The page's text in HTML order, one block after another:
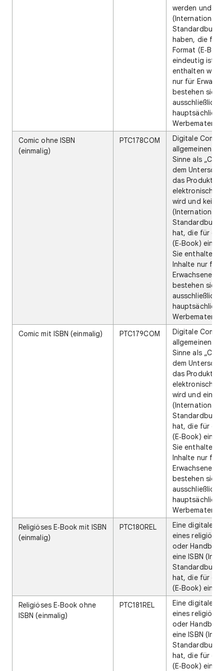
werden und
(Internationale
haben, die für
Format
eindeutig ist.
enthalten
nur für
bestehen sie
ausschließlich
hauptsächlich
Werbematerial.
Comic ohne ISBN
(einmalig)
PTC178COM
Digitale
allgemeinen
Sinne als
dem
das Produkt
elektronisch
wird und keine
(Internationale
hat, die für
(E‑Book)
Sie enthalten
Inhalte nur für
Erwachsene
bestehen sie
ausschließlich
hauptsächlich
Werbematerial.
Comic mit ISBN (einmalig)
PTC179COM
Digitale
allgemeinen
Sinne als
dem
das Produkt
elektronisch
wird und eine
(Internationale
hat, die für
(E‑Book)
Sie enthalten
Inhalte nur für
Erwachsene,
bestehen sie
ausschließlich
hauptsächlich
Werbematerial.
Religiöses E‑Book mit ISBN
(einmalig)
PTC180REL
Eine digitale
eines
oder
eine ISBN
hat, die für
(E‑Book)
Religiöses E‑Book ohne
ISBN (einmalig)
PTC181REL
Eine digitale
eines
oder
eine ISBN
hat, die für
(E‑Book)